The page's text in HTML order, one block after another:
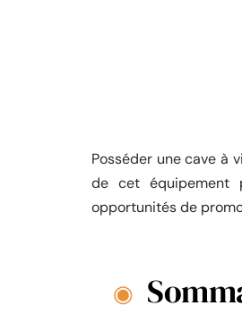
Posséder une cave à
de cet équipement
opportunités de